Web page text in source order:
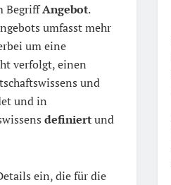
BegriffAngebot.
umfasst mehr
um eine
verfolgt, einen
und
und in
definiertund
ein, die für die